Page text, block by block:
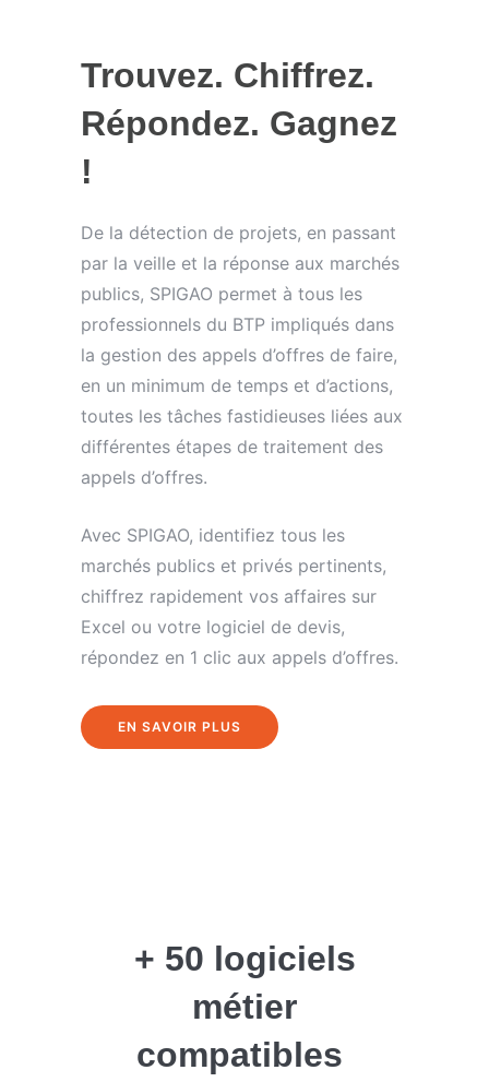
Trouvez. Chiffrez.
Répondez. Gagnez
!
De la détection de projets, en passant
par la veille et la réponse aux marchés
publics, SPIGAO permet à tous les
professionnels du BTP impliqués dans
la gestion des appels d’offres de faire,
en un minimum de temps et d’actions,
toutes les tâches fastidieuses liées aux
différentes étapes de traitement des
appels d’offres.
Avec SPIGAO, identifiez tous les
marchés publics et privés pertinents,
chiffrez rapidement vos affaires sur
Excel ou votre logiciel de devis,
répondez en 1 clic aux appels d’offres.
EN SAVOIR PLUS
+ 50 logiciels
métier
compatibles